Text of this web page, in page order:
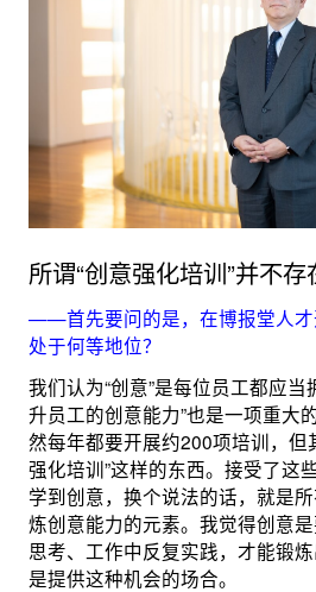
所谓“创意强化培训”并不存
——首先要问的是，在博报堂人才
处于何等地位？
我们认为“创意”是每位员工都应当
升员工的创意能力”也是一项重大
然每年都要开展约200项培训，但
强化培训”这样的东西。接受了这
学到创意，换个说法的话，就是
炼创意能力的元素。我觉得创意是
思考、工作中反复实践，才能锻
是提供这种机会的场合。